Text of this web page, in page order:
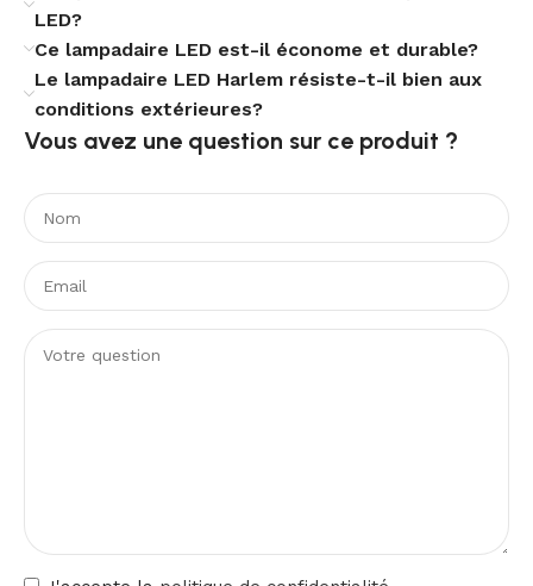
Pourquoi choisir le lampadaire LED
Harlem 100W ?
Le lampadaire LED 100W Harlem LUMILEDS Gris
combine puissance, précision d’éclairage et résistance
modernes. Il constitue une solution élégante et
technique pour valoriser les espaces tout en assurant
une visibilité confortable et efficace.
LED?
Ce lampadaire LED est-il économe et durable?
Le lampadaire LED Harlem résiste-t-il bien aux
conditions extérieures?
Vous avez une question sur ce produit ?​